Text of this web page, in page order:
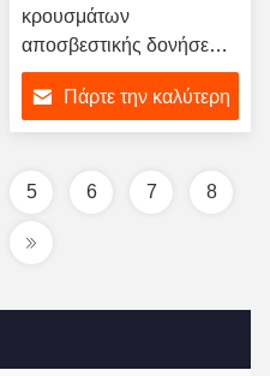
κρουσμάτων
αποσβεστικής δονήσεως
Εύκολη εγκατάσταση
Πάρτε την καλύτερη
5 6 7 8